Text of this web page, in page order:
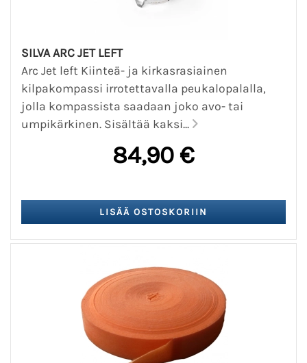
SILVA ARC JET LEFT
Arc Jet left Kiinteä- ja kirkasrasiainen
kilpakompassi irrotettavalla peukalopalalla,
jolla kompassista saadaan joko avo- tai
umpikärkinen. Sisältää kaksi...
84,90 €